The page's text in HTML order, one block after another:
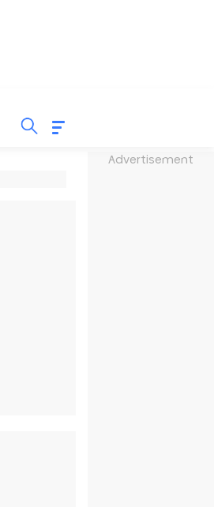
Advertisement
LIGA ITALIA